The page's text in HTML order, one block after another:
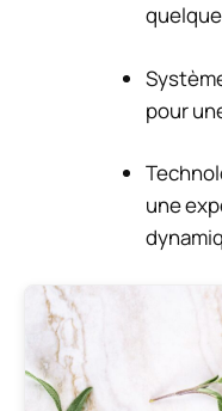
pour
une